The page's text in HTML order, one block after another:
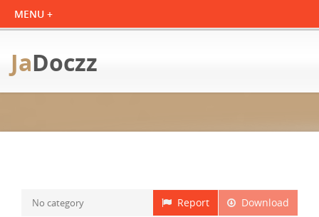
JaDoczz
Download
Report
No category